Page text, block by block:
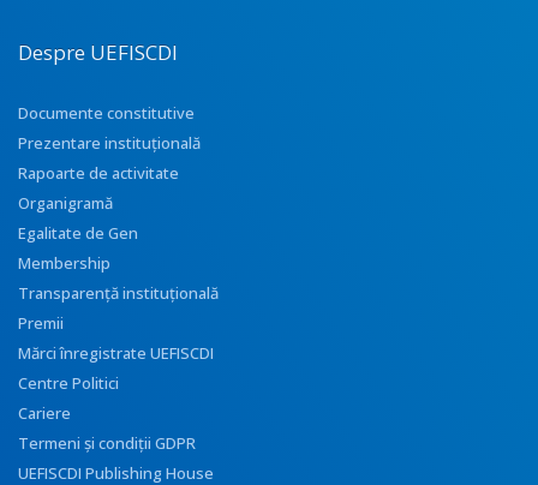
Despre UEFISCDI
Documente constitutive
Prezentare instituţională
Rapoarte de activitate
Organigramă
Egalitate de Gen
Membership
Transparenţă instituţională
Premii
Mărci înregistrate UEFISCDI
Centre Politici
Cariere
Termeni și condiții GDPR
UEFISCDI Publishing House